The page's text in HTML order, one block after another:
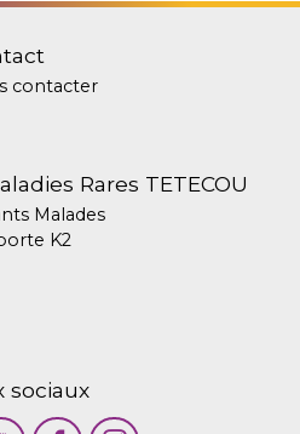
contacter
Rares TETECOU
Malades
K2
sociaux